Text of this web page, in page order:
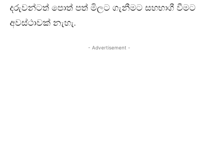
දරුවන්ටත් පොත් පත් මිලට ගැනීමට සහභාගී වීමට
අවස්ථාවක් නැහැ.
- Advertisement -